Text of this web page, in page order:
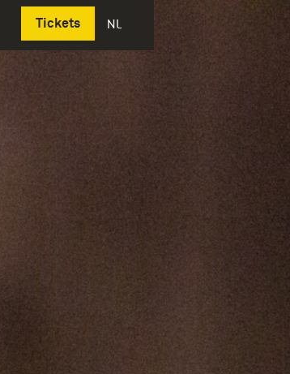
Tickets NL
Deutsch